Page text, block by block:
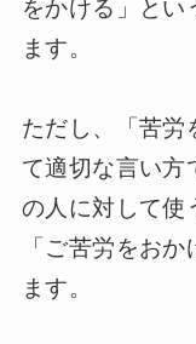
をかける」とい
ます。
ただし、「苦労
て適切な言い方
の人に対して使
「ご苦労をお
ます。